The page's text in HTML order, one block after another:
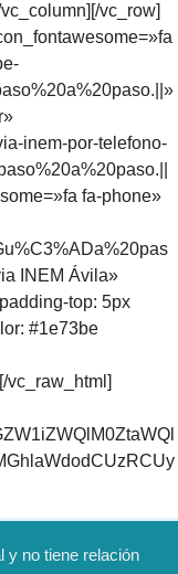
vc_row]
inem-por-telefono-
fa-phone»
INEM Ávila»
top: 5px
#1e73be
y no tiene relación